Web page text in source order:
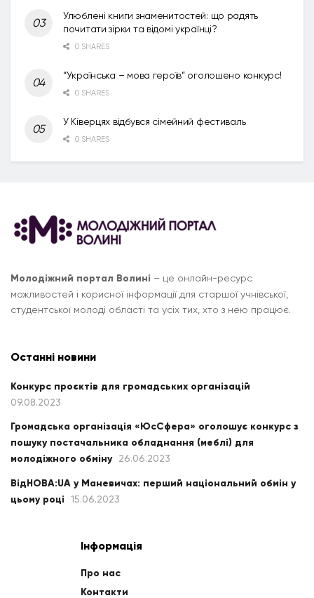
Улюблені книги знаменитостей: що радять
почитати зірки та відомі українці?
0 SHARES
“Українська – мова героїв” оголошено конкурс!
0 SHARES
У Ківерцях відбувся сімейний фестиваль
0 SHARES
Молодіжний портал Волині – це онлайн-ресурс
можливостей і корисної інформації для старшої учнівської,
студентської молоді області та усіх тих, хто з нею працює.
Останні новини
Конкурс проєктів для громадських організацій
09.08.2023
Громадська організація «ЮсСфера» оголошує конкурс з
пошуку постачальника обладнання (меблі) для
молодіжного обміну
26.06.2023
ВідНОВА:UA у Маневичах: перший національний обмін у
цьому році
15.06.2023
Інформація
Про нас
Контакти